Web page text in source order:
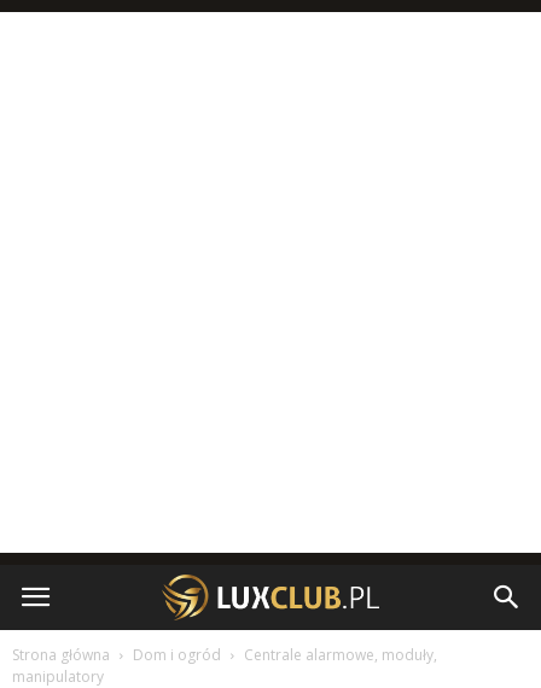
Strona główna Dom i ogród
Centrale alarmowe, moduły,
manipulatory